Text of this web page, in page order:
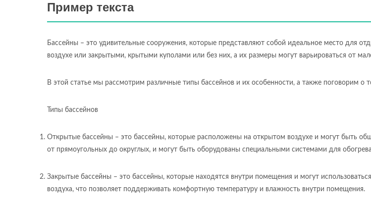
Пример текста
Бассейны – это удивительные сооружения, которые представляют собой идеальное место для
воздухе или закрытыми, крытыми куполами или без них, а их размеры могут варьироваться от
В этой статье мы рассмотрим различные типы бассейнов и их особенности, а также поговорим о
Типы бассейнов
Открытые бассейны – это бассейны, которые расположены на открытом воздухе и могут быть
от прямоугольных до округлых, и могут быть оборудованы специальными системами для
Закрытые бассейны – это бассейны, которые находятся внутри помещения и могут
воздуха, что позволяет поддерживать комфортную температуру и влажность внутри помещения.